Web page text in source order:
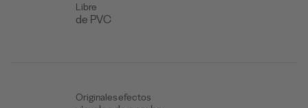
Libre
de PVC
Originales efectos